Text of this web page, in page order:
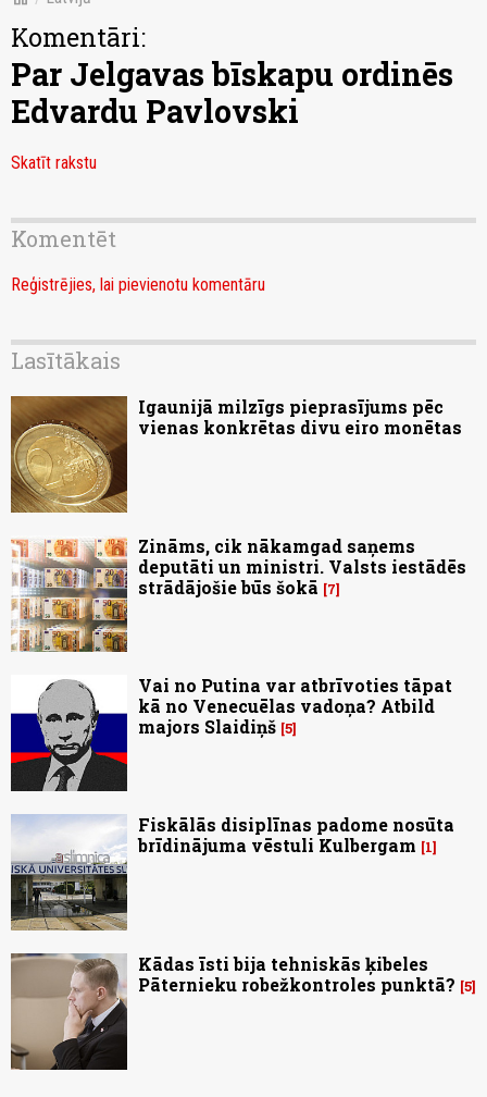
Komentāri:
Par Jelgavas bīskapu ordinēs
Edvardu Pavlovski
Skatīt rakstu
Komentēt
Reģistrējies, lai pievienotu komentāru
Lasītākais
Igaunijā milzīgs pieprasījums pēc
vienas konkrētas divu eiro monētas
Zināms, cik nākamgad saņems
deputāti un ministri. Valsts iestādēs
strādājošie būs šokā
7
Vai no Putina var atbrīvoties tāpat
kā no Venecuēlas vadoņa? Atbild
majors Slaidiņš 5
Fiskālās disiplīnas padome nosūta
brīdinājuma vēstuli Kulbergam
1
Kādas īsti bija tehniskās ķibeles
Pāternieku robežkontroles punktā? 5